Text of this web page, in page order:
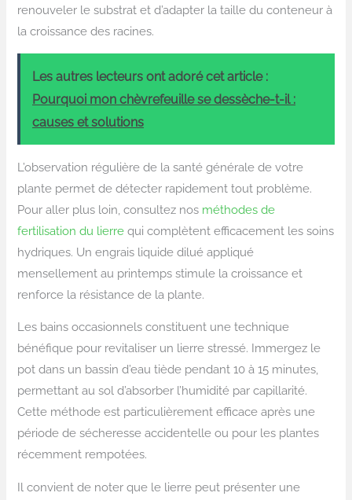
renouveler le substrat et d’adapter la taille du conteneur à
la croissance des racines.
Les autres lecteurs ont adoré cet article :
Pourquoi mon chèvrefeuille se dessèche-t-il :
causes et solutions
L’observation régulière de la santé générale de votre
plante permet de détecter rapidement tout problème.
Pour aller plus loin, consultez nos méthodes de
fertilisation du lierre qui complètent efficacement les soins
hydriques. Un engrais liquide dilué appliqué
mensellement au printemps stimule la croissance et
renforce la résistance de la plante.
Les bains occasionnels constituent une technique
bénéfique pour revitaliser un lierre stressé. Immergez le
pot dans un bassin d’eau tiède pendant 10 à 15 minutes,
permettant au sol d’absorber l’humidité par capillarité.
Cette méthode est particulièrement efficace après une
période de sécheresse accidentelle ou pour les plantes
récemment rempotées.
Il convient de noter que le lierre peut présenter une